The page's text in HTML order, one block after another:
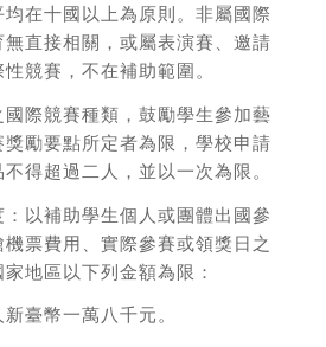
在十國以上為原則。非屬國際
直接相關，或屬表演賽、邀請
競賽，不在補助範圍。
國際競賽種類，鼓勵學生參加藝
勵要點所定者為限，學校申請
得超過二人，並以一次為限。
以補助學生個人或團體出國參
票費用、實際參賽或領獎日之
地區以下列金額為限：
臺幣一萬八千元。